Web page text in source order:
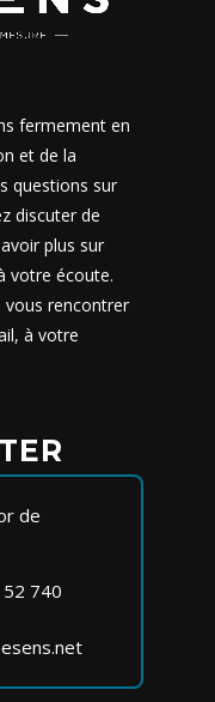
fermement en
et de la
questions sur
discuter de
plus sur
votre écoute.
vous rencontrer
à votre
de
740